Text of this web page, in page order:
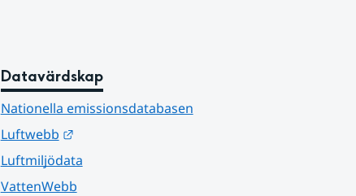
Datavärdskap
Nationella emissionsdatabasen
Luftwebb
Länk till annan webbplats.
Luftmiljödata
VattenWebb